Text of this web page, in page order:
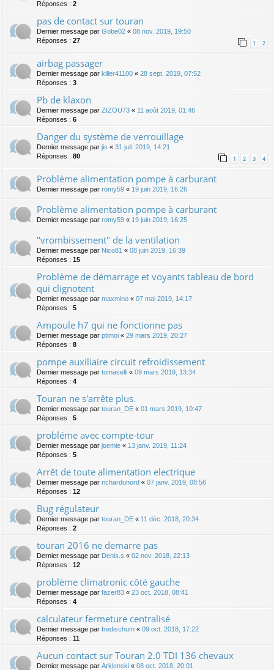
Réponses : 2
pas de contact sur touran
Dernier message par Gobe02 « 08 nov. 2019, 19:50
Réponses : 27 1 2
airbag passager
Dernier message par killer41100 « 28 sept. 2019, 07:52
Réponses : 3
Pb de klaxon
Dernier message par ZIZOU73 « 11 août 2019, 01:46
Réponses : 6
Danger du système de verrouillage
Dernier message par jis « 31 juil. 2019, 14:21
Réponses : 80 1 2 3 4
Problème alimentation pompe à carburant
Dernier message par romy59 « 19 juin 2019, 16:26
Problème alimentation pompe à carburant
Dernier message par romy59 « 19 juin 2019, 16:25
"vrombissement" de la ventilation
Dernier message par Nico81 « 08 juin 2019, 16:39
Réponses : 15
Problème de démarrage et voyants tableau de bord
qui clignotent
Dernier message par maxmino « 07 mai 2019, 14:17
Réponses : 5
Ampoule h7 qui ne fonctionne pas
Dernier message par ptimoi « 29 mars 2019, 20:27
Réponses : 8
pompe auxiliaire circuit refroidissement
Dernier message par tomaselli « 09 mars 2019, 13:34
Réponses : 4
Touran ne s'arrête plus.
Dernier message par touran_DE « 01 mars 2019, 10:47
Réponses : 5
probléme avec compte-tour
Dernier message par joemie « 13 janv. 2019, 11:24
Réponses : 5
Arrêt de toute alimentation electrique
Dernier message par richardunord « 07 janv. 2019, 08:56
Réponses : 12
Bug régulateur
Dernier message par touran_DE « 11 déc. 2018, 20:34
Réponses : 2
touran 2016 ne demarre pas
Dernier message par Denis.s « 02 nov. 2018, 22:13
Réponses : 12
problème climatronic côté gauche
Dernier message par fazer83 « 23 oct. 2018, 08:41
Réponses : 4
calculateur fermeture centralisé
Dernier message par fredischum « 09 oct. 2018, 17:22
Réponses : 11
Aucun contact sur Touran 2.0 TDI 136 chevaux
Dernier message par Arklenski « 08 oct. 2018, 20:01